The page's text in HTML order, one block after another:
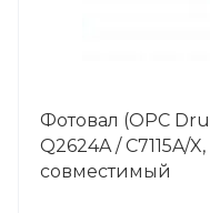
Фотовал (OPC
Q2624A / C7115A/
совместимый